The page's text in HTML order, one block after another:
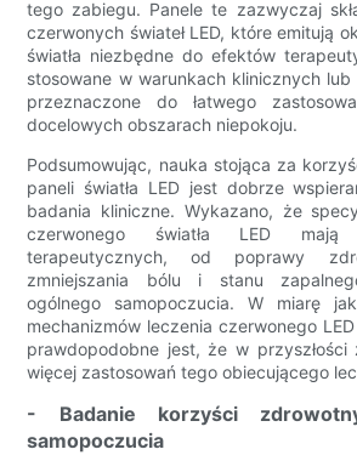
tego zabiegu. Panele te zazwyczaj
czerwonych świateł LED, które emitują
światła niezbędne do efektów
stosowane w warunkach klinicznych
przeznaczone do łatwego
docelowych obszarach niepokoju.
Podsumowując, nauka stojąca za
paneli światła LED jest dobrze
badania kliniczne. Wykazano, że
czerwonego światła LED
terapeutycznych, od poprawy
zmniejszania bólu i stanu
ogólnego samopoczucia. W miarę
mechanizmów leczenia czerwonego
prawdopodobne jest, że w przyszłości
więcej zastosowań tego obiecującego
- Badanie korzyści
samopoczucia